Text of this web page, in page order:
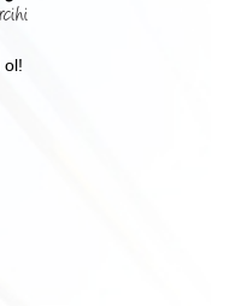
ol!